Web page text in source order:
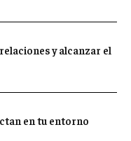
y alcanzar el
en tu entorno